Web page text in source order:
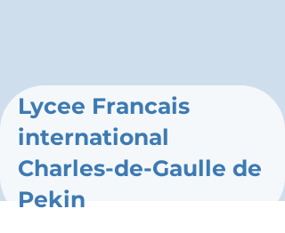
Lycee Francais
international
Charles-de-Gaulle de
Pekin